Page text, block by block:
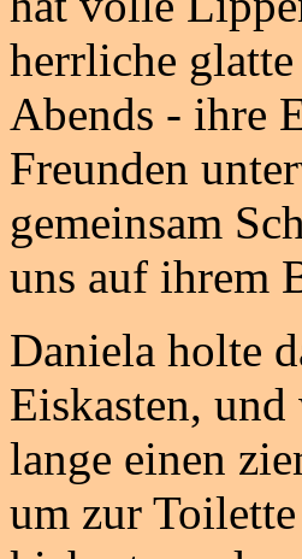
herrliche
Abends - ihre
Freunden
gemeinsam
uns auf ihrem
Daniela holte
Eiskasten,
lange einen
um zur